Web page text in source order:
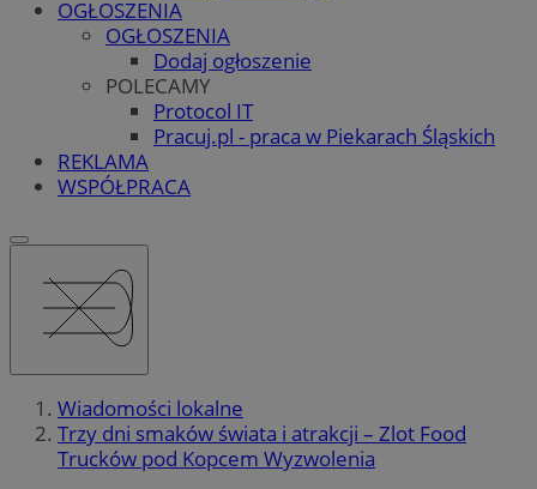
OGŁOSZENIA
OGŁOSZENIA
Dodaj ogłoszenie
POLECAMY
Protocol IT
Pracuj.pl - praca w Piekarach Śląskich
REKLAMA
WSPÓŁPRACA
Wiadomości lokalne
Trzy dni smaków świata i atrakcji – Zlot Food
Trucków pod Kopcem Wyzwolenia